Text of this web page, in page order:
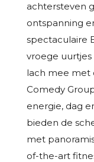
achtersteven
ontspanning
spectaculaire
vroege uurtjes
lach mee met
Comedy
energie, dag
bieden de
met
of-the-art